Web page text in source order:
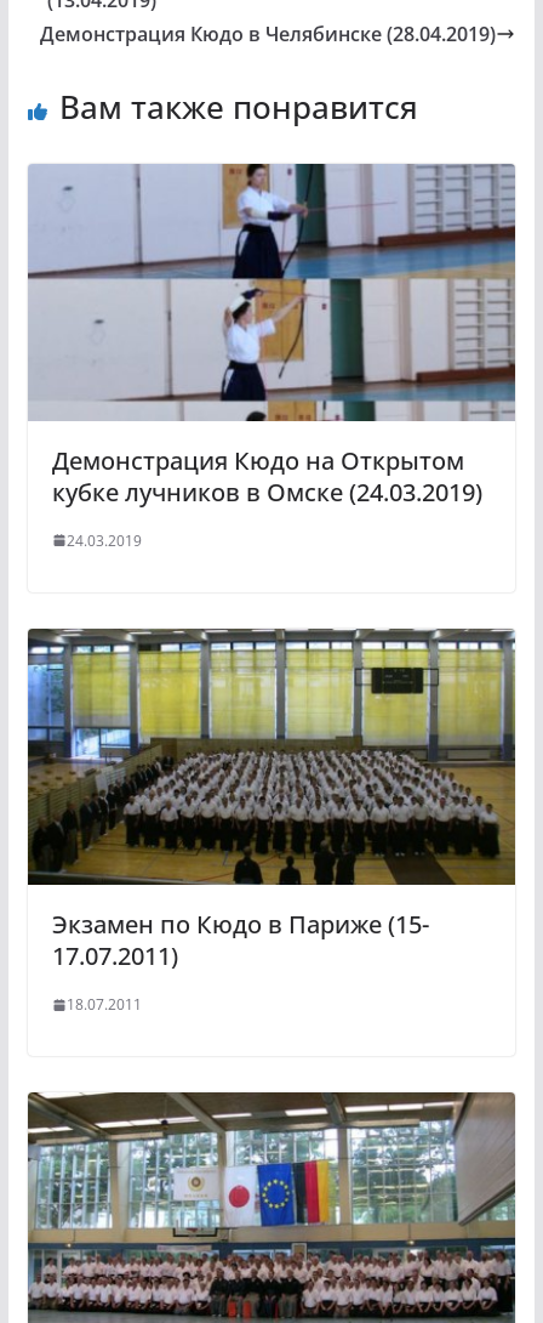
Демонстрация Кюдо в Челябинске (28.04.2019)
Вам также понравится
Демонстрация Кюдо на Открытом
кубке лучников в Омске (24.03.2019)
24.03.2019
Экзамен по Кюдо в Париже (15-
17.07.2011)
18.07.2011